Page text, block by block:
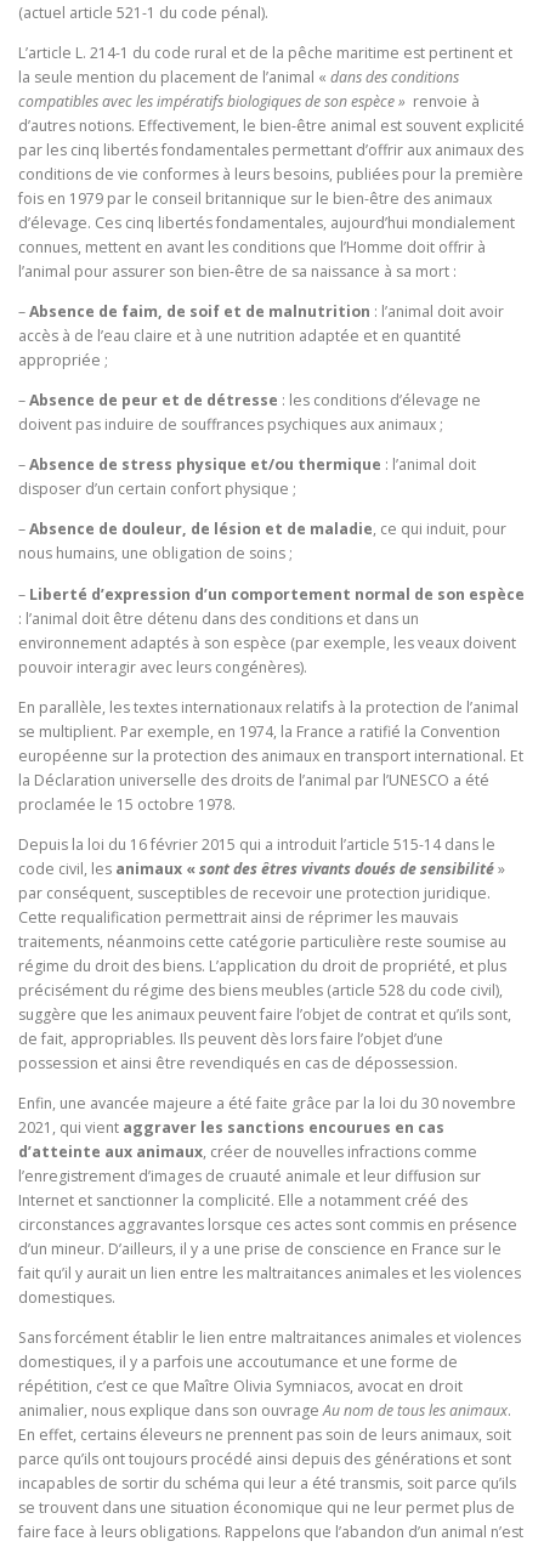
(actuel article 521-1 du code pénal).
L’article L. 214-1 du code rural et de la pêche maritime est pertinent et
la seule mention du placement de l’animal « dans des conditions
compatibles avec les impératifs biologiques de son espèce » renvoie à
d’autres notions. Effectivement, le bien-être animal est souvent explicité
par les cinq libertés fondamentales permettant d’offrir aux animaux des
conditions de vie conformes à leurs besoins, publiées pour la première
fois en 1979 par le conseil britannique sur le bien-être des animaux
d’élevage. Ces cinq libertés fondamentales, aujourd’hui mondialement
connues, mettent en avant les conditions que l’Homme doit offrir à
l’animal pour assurer son bien-être de sa naissance à sa mort :
–Absence de faim, de soif et de malnutrition : l’animal doit avoir
accès à de l’eau claire et à une nutrition adaptée et en quantité
appropriée ;
–Absence de peur et de détresse : les conditions d’élevage ne
doivent pas induire de souffrances psychiques aux animaux ;
–Absence de stress physique et/ou thermique : l’animal doit
disposer d’un certain confort physique ;
–Absence de douleur, de lésion et de maladie, ce qui induit, pour
nous humains, une obligation de soins ;
– Liberté d’expression d’un comportement normal de son espèce
: l’animal doit être détenu dans des conditions et dans un
environnement adaptés à son espèce (par exemple, les veaux doivent
pouvoir interagir avec leurs congénères).
En parallèle, les textes internationaux relatifs à la protection de l’animal
se multiplient. Par exemple, en 1974, la France a ratifié la Convention
européenne sur la protection des animaux en transport international. Et
la Déclaration universelle des droits de l’animal par l’UNESCO a été
proclamée le 15 octobre 1978.
Depuis la loi du 16 février 2015 qui a introduit l’article 515-14 dans le
code civil, les animaux «sont des êtres vivants doués de sensibilité»
par conséquent, susceptibles de recevoir une protection juridique.
Cette requalification permettrait ainsi de réprimer les mauvais
traitements, néanmoins cette catégorie particulière reste soumise au
régime du droit des biens. L’application du droit de propriété, et plus
précisément du régime des biens meubles (article 528 du code civil),
suggère que les animaux peuvent faire l’objet de contrat et qu’ils sont,
de fait, appropriables. Ils peuvent dès lors faire l’objet d’une
possession et ainsi être revendiqués en cas de dépossession.
Enfin, une avancée majeure a été faite grâce par la loi du 30 novembre
2021, qui vient aggraver les sanctions encourues en cas
d’atteinte aux animaux, créer de nouvelles infractions comme
l’enregistrement d’images de cruauté animale et leur diffusion sur
Internet et sanctionner la complicité. Elle a notamment créé des
circonstances aggravantes lorsque ces actes sont commis en présence
d’un mineur. D’ailleurs, il y a une prise de conscience en France sur le
fait qu’il y aurait un lien entre les maltraitances animales et les violences
domestiques.
Sans forcément établir le lien entre maltraitances animales et violences
domestiques, il y a parfois une accoutumance et une forme de
répétition, c’est ce que Maître Olivia Symniacos, avocat en droit
animalier, nous explique dans son ouvrageAu nom de tous les animaux.
En effet, certains éleveurs ne prennent pas soin de leurs animaux, soit
parce qu’ils ont toujours procédé ainsi depuis des générations et sont
incapables de sortir du schéma qui leur a été transmis, soit parce qu’ils
se trouvent dans une situation économique qui ne leur permet plus de
faire face à leurs obligations. Rappelons que l’abandon d’un animal n’est